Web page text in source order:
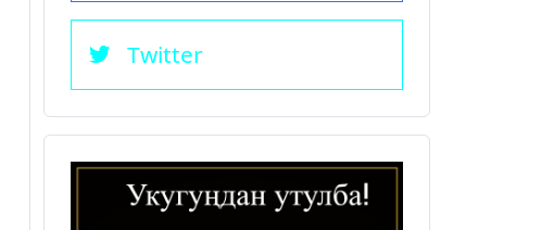
Twitter